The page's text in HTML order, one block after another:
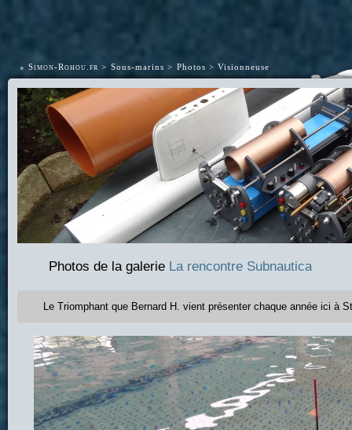
• Simon-Rohou.fr Sous-marins Photos Visionneuse
Photos de la galerie La rencontre Subnautica
Le Triomphant que Bernard H. vient présenter chaque année ici à